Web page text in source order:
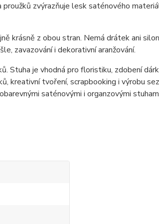
zvýrazňuje lesk saténového
krásně z obou stran. Nemá drátek ani
zavazování i dekorativní aranžování.
Stuha je vhodná pro floristiku, zdobení
kreativní tvoření, scrapbooking i výrobu
saténovými i organzovými